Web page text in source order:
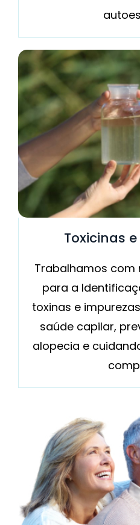
Toxicinas
Trabalhamos com
para a
toxinas e
saúde capilar,
alopecia e